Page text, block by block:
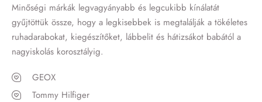
Minőségi márkák legvagyányabb és legcukibb kínálatát
gyűjtöttük össze, hogy a legkisebbek is megtalálják a tökéletes
ruhadarabokat, kiegészítőket, lábbelit és hátizsákot babától a
nagyiskolás korosztályig.
GEOX
Tommy Hilfiger